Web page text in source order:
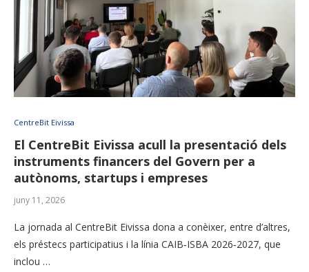
CentreBit Eivissa
El CentreBit Eivissa acull la presentació dels
instruments financers del Govern per a
autònoms, startups i empreses
juny 11, 2026
La jornada al CentreBit Eivissa dona a conèixer, entre d’altres,
els préstecs participatius i la línia CAIB‑ISBA 2026‑2027, que
inclou …